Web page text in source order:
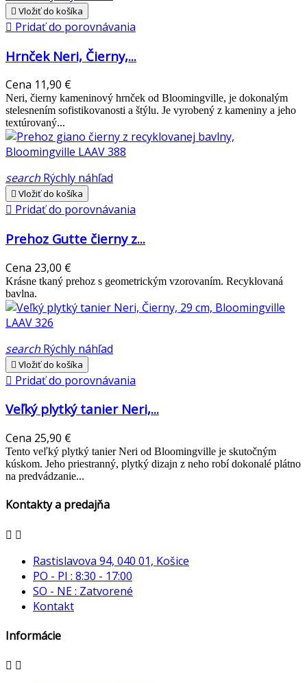
 Vložiť do košíka
 Pridať do porovnávania
Hrnček Neri, Čierny,...
Cena 11,90 €
Neri, čierny kameninový hrnček od Bloomingville, je dokonalým
stelesnením sofistikovanosti a štýlu. Je vyrobený z kameniny a jeho
textúrovaný...
search Rýchly náhľad
 Vložiť do košíka
 Pridať do porovnávania
Prehoz Gutte čierny z...
Cena 23,00 €
Krásne tkaný prehoz s geometrickým vzorovaním. Recyklovaná
bavlna.
search Rýchly náhľad
 Vložiť do košíka
 Pridať do porovnávania
Veľký plytký tanier Neri,...
Cena 25,90 €
Tento veľký plytký tanier Neri od Bloomingville je skutočným
kúskom. Jeho priestranný, plytký dizajn z neho robí dokonalé plátno
na predvádzanie...
Kontakty a predajňa
 
Rastislavova 94, 040 01, Košice
PO - PI : 8:30 - 17:00
SO - NE : Zatvorené
Kontakt
Informácie
 